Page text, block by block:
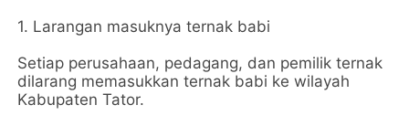
1. Larangan masuknya ternak babi
Setiap perusahaan, pedagang, dan pemilik ternak
dilarang memasukkan ternak babi ke wilayah
Kabupaten Tator.